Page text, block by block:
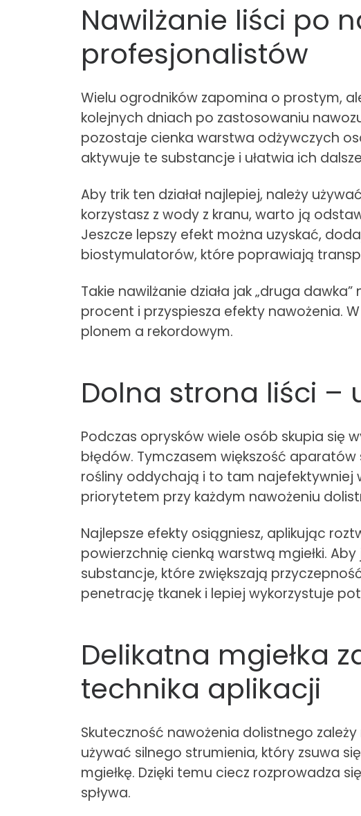
Nawilżanie liści po
profesjonalistów
Wielu ogrodników zapomina o prostym,
kolejnych dniach po zastosowaniu
pozostaje cienka warstwa odżywczych
aktywuje te substancje i ułatwia ich
Aby trik ten działał najlepiej, należy
korzystasz z wody z kranu, warto ją
Jeszcze lepszy efekt można uzyskać,
biostymulatorów, które poprawiają
Takie nawilżanie działa jak „druga
procent i przyspiesza efekty nawożenia.
plonem a rekordowym.
Dolna strona liści –
Podczas oprysków wiele osób skupia się
błędów. Tymczasem większość
rośliny oddychają i to tam najefektywniej
priorytetem przy każdym nawożeniu
Najlepsze efekty osiągniesz, aplikując
powierzchnię cienką warstwą mgiełki.
substancje, które zwiększają
penetrację tkanek i lepiej wykorzystuje
Delikatna mgiełka
technika aplikacji
Skuteczność nawożenia dolistnego
używać silnego strumienia, który zsuwa
mgiełkę. Dzięki temu ciecz rozprowadza
spływa.